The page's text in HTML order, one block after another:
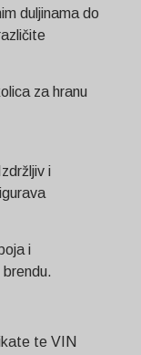
duljinama do
za hranu
i
i
te VIN